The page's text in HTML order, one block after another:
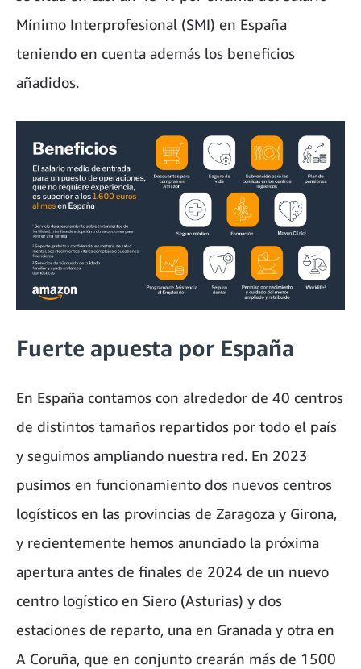
Mínimo Interprofesional (SMI) en España
teniendo en cuenta además los beneficios
añadidos.
Fuerte apuesta por España
En España contamos con alrededor de 40 centros
de distintos tamaños repartidos por todo el país
y seguimos ampliando nuestra red. En 2023
pusimos en funcionamiento dos nuevos centros
logísticos en las provincias de Zaragoza y Girona,
y recientemente hemos anunciado la próxima
apertura antes de finales de 2024 de un nuevo
centro logístico en Siero (Asturias) y dos
estaciones de reparto, una en Granada y otra en
A Coruña, que en conjunto crearán más de 1500